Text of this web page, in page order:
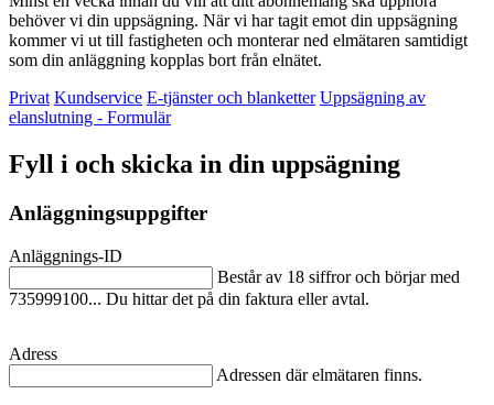
behöver vi din uppsägning. När vi har tagit emot din uppsägning
kommer vi ut till fastigheten och monterar ned elmätaren samtidigt
som din anläggning kopplas bort från elnätet.
Privat Kundservice E-tjänster och blanketter Uppsägning av
elanslutning - Formulär
Fyll i och skicka in din uppsägning
Anläggningsuppgifter
Anläggnings-ID
Består av 18 siffror och börjar med
735999100... Du hittar det på din faktura eller avtal.
Adress
Adressen där elmätaren finns.